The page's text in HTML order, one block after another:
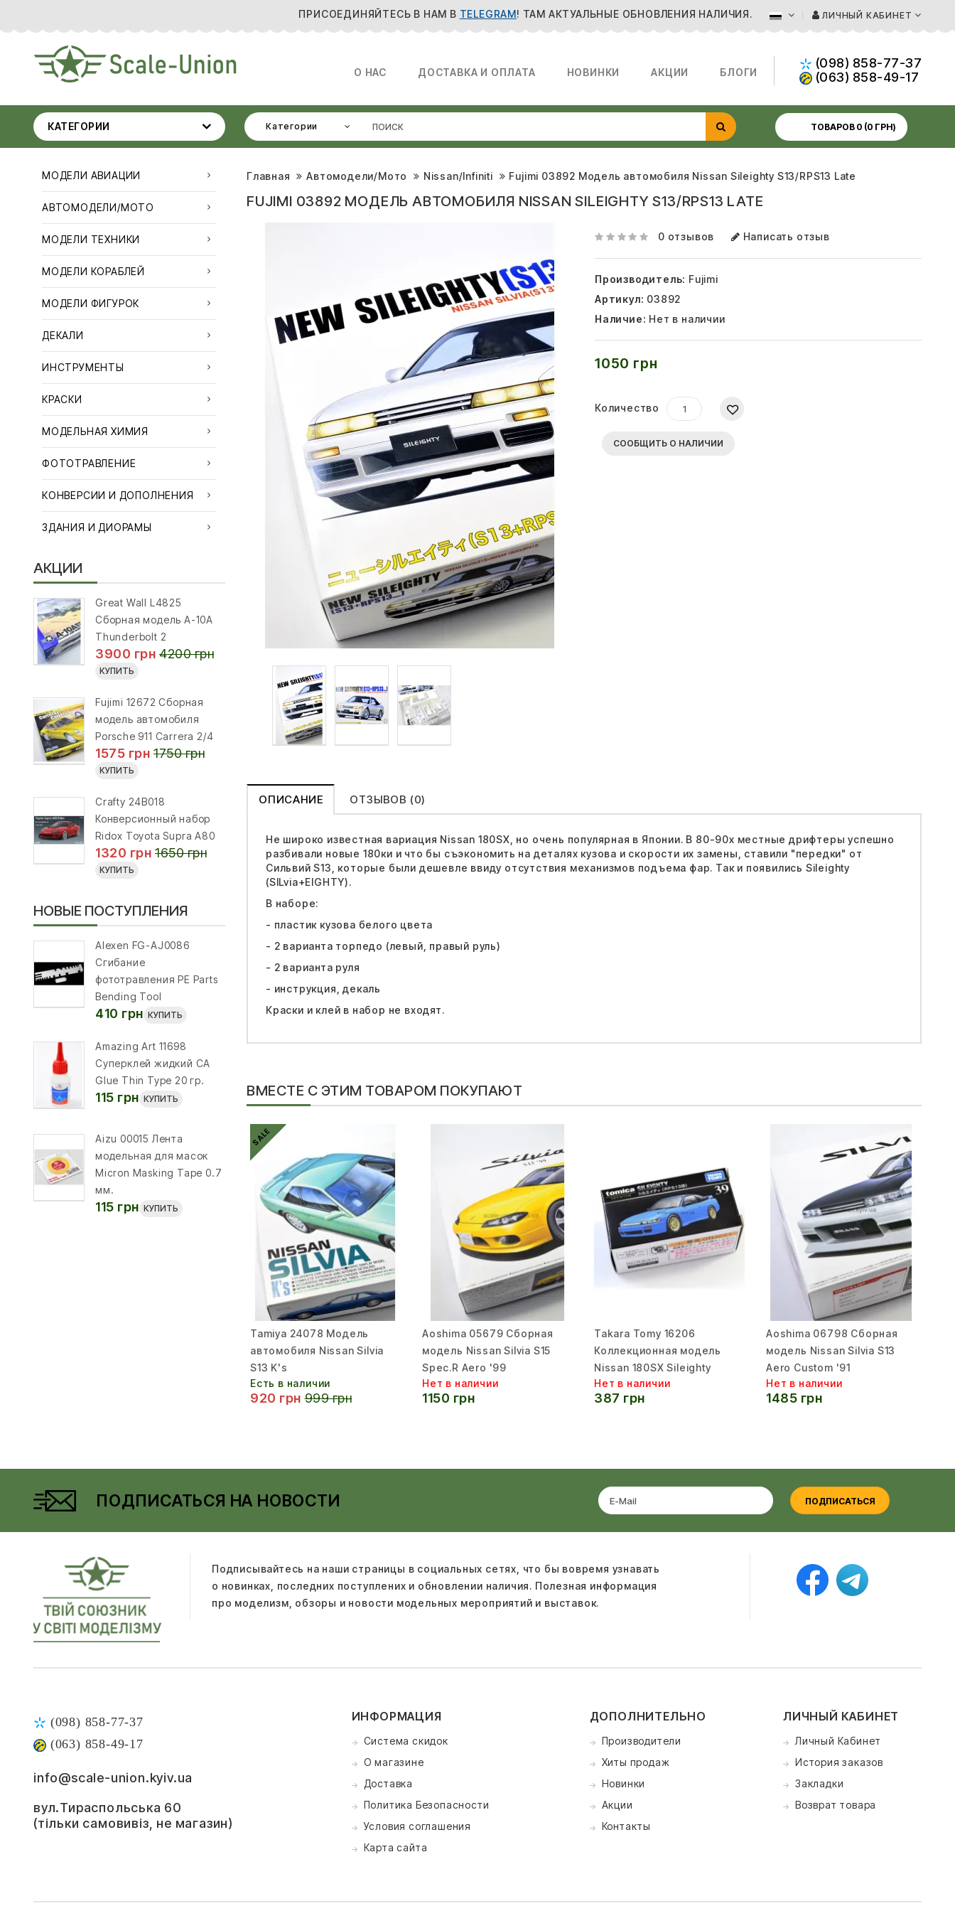
ПРИСОЕДИНЯЙТЕСЬ В НАМ В TELEGRAM! ТАМ АКТУАЛЬНЫЕ ОБНОВЛЕНИЯ НАЛИЧИЯ. ЛИЧНЫЙ КАБИНЕТ
(098) 858-77-37
(063) 858-49-17
О НАС ДОСТАВКА И ОПЛАТА НОВИНКИ АКЦИИ БЛОГИ
КАТЕГОРИИ Категории ТОВАРОВ 0 (0 ГРН)
МОДЕЛИ АВИАЦИИ
АВТОМОДЕЛИ/МОТО
МОДЕЛИ ТЕХНИКИ
МОДЕЛИ КОРАБЛЕЙ
МОДЕЛИ ФИГУРОК
ДЕКАЛИ
ИНСТРУМЕНТЫ
КРАСКИ
МОДЕЛЬНАЯ ХИМИЯ
ФОТОТРАВЛЕНИЕ
КОНВЕРСИИ И ДОПОЛНЕНИЯ
ЗДАНИЯ И ДИОРАМЫ
АКЦИИ
Great Wall L4825
Сборная модель A-10A
Thunderbolt 2
3900 грн 4200 грн
КУПИТЬ
Fujimi 12672 Сборная
модель автомобиля
Porsche 911 Carrera 2/4
1575 грн 1750 грн
КУПИТЬ
Crafty 24B018
Конверсионный набор
Ridox Toyota Supra A80
1320 грн 1650 грн
КУПИТЬ
НОВЫЕ ПОСТУПЛЕНИЯ
Alexen FG-AJ0086
Сгибание
фототравления PE Parts
Bending Tool
410 грн КУПИТЬ
Amazing Art 11698
Суперклей жидкий CA
Glue Thin Type 20 гр.
115 грн КУПИТЬ
Aizu 00015 Лента
модельная для масок
Micron Masking Tape 0.7
мм.
115 грн КУПИТЬ
Главная Автомодели/Мото Nissan/Infiniti Fujimi 03892 Модель автомобиля Nissan Sileighty S13/RPS13 Late
FUJIMI 03892 МОДЕЛЬ АВТОМОБИЛЯ NISSAN SILEIGHTY S13/RPS13 LATE
0 отзывов Написать отзыв
Производитель: Fujimi
Артикул: 03892
Наличие: Нет в наличии
1050 грн
Количество
СООБЩИТЬ О НАЛИЧИИ
ОПИСАНИЕ ОТЗЫВОВ (0)
Не широко известная вариация Nissan 180SX, но очень популярная в Японии. В 80-90х местные дрифтеры успешно
разбивали новые 180ки и что бы съэкономить на деталях кузова и скорости их замены, ставили "передки" от
Сильвий S13, которые были дешевле ввиду отсутствия механизмов подъема фар. Так и появились Sileighty
(SILvia+EIGHTY).
В наборе:
- пластик кузова белого цвета
- 2 варианта торпедо (левый, правый руль)
- 2 варианта руля
- инструкция, декаль
Краски и клей в набор не входят.
ВМЕСТЕ С ЭТИМ ТОВАРОМ ПОКУПАЮТ
SALE
Tamiya 24078 Модель
автомобиля Nissan Silvia
S13 K's
Есть в наличии
920 грн 999 грн
Aoshima 05679 Сборная
модель Nissan Silvia S15
Spec.R Aero '99
Нет в наличии
1150 грн
Takara Tomy 16206
Коллекционная модель
Nissan 180SX Sileighty
Нет в наличии
387 грн
Aoshima 06798 Сборная
модель Nissan Silvia S13
Aero Custom '91
Нет в наличии
1485 грн
ПОДПИСАТЬСЯ НА НОВОСТИ ПОДПИСАТЬСЯ
Подписывайтесь на наши страницы в социальных сетях, что бы вовремя узнавать
о новинках, последних поступлених и обновлении наличия. Полезная информация
про моделизм, обзоры и новости модельных мероприятий и выставок.
(098) 858-77-37
(063) 858-49-17
info@scale-union.kyiv.ua
вул.Тираспольська 60
(тільки самовивіз, не магазин)
ИНФОРМАЦИЯ
Система скидок
О магазине
Доставка
Политика Безопасности
Условия соглашения
Карта сайта
ДОПОЛНИТЕЛЬНО
Производители
Хиты продаж
Новинки
Акции
Контакты
ЛИЧНЫЙ КАБИНЕТ
Личный Кабинет
История заказов
Закладки
Возврат товара